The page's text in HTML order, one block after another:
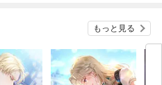
もっと見る